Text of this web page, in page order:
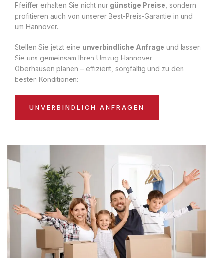
Pfeiffer erhalten Sie nicht nur günstige Preise , sondern
profitieren auch von unserer Best-Preis-Garantie in und
um Hannover.
Stellen Sie jetzt eine unverbindliche Anfrage und lassen
Sie uns gemeinsam Ihren Umzug Hannover
Oberhausen planen – effizient, sorgfältig und zu den
besten Konditionen:
UNVERBINDLICH ANFRAGEN